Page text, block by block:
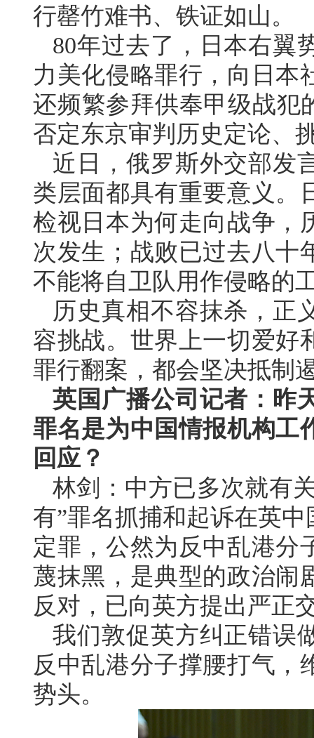
行罄竹难书、铁证如山。
80年过去了，日本右翼
力美化侵略罪行，向日本
还频繁参拜供奉甲级战犯
否定东京审判历史定论、
近日，俄罗斯外交部发
类层面都具有重要意义。
检视日本为何走向战争，
次发生；战败已过去八十
不能将自卫队用作侵略的
历史真相不容抹杀，正
容挑战。世界上一切爱好
罪行翻案，都会坚决抵制
英国广播公司记者：昨
罪名是为中国情报机构工
回应？
林剑：中方已多次就有
有”罪名抓捕和起诉在英
定罪，公然为反中乱港分
蔑抹黑，是典型的政治闹
反对，已向英方提出严正
我们敦促英方纠正错误
反中乱港分子撑腰打气，
势头。